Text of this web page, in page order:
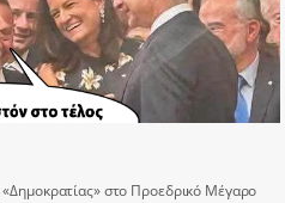
στο Προεδρικό Μέγαρο